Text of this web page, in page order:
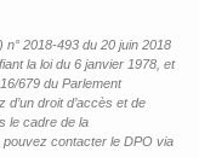
2018-493 du 20 juin 2018
la loi du 6 janvier 1978, et
679 du Parlement
droit d’accès et de
le cadre de la
contacter le DPO via